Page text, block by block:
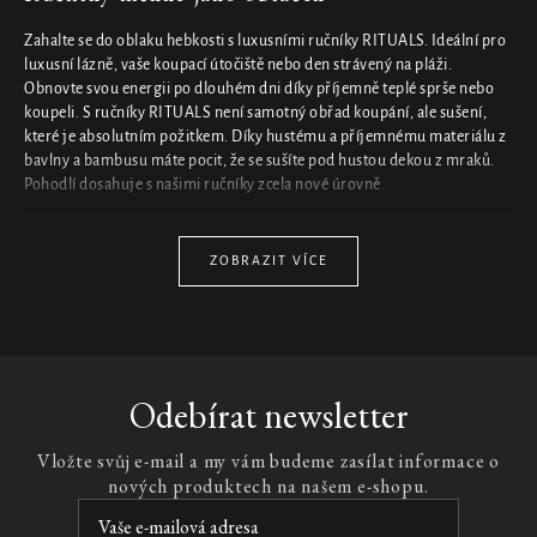
Zahalte se do oblaku hebkosti s luxusními ručníky RITUALS. Ideální pro
luxusní lázně, vaše koupací útočiště nebo den strávený na pláži.
Obnovte svou energii po dlouhém dni díky příjemně teplé sprše nebo
koupeli. S ručníky RITUALS není samotný obřad koupání, ale sušení,
které je absolutním požitkem. Díky hustému a příjemnému materiálu z
bavlny a bambusu máte pocit, že se sušíte pod hustou dekou z mraků.
Pohodlí dosahuje s našimi ručníky zcela nové úrovně.
Luxusní koupelnové ručníky, do kterých se můžete
na dotek hebké.
Chcete si užívat ručník bez pocitu viny? Naše ručníky z kolekce House of
Rituals vám tento sen splní. Bavlna použitá na výrobu těchto ručníků
pochází z co nejudržitelnějších zdrojů; je to dobré pro svět, dobré pro
všechny zúčastněné ve výrobním procesu, a tedy dobré pro naši
budoucnost. A nejen to: bavlna je také velmi dobrá v tom, co má jako
ZOBRAZIT VÍCE
Odebírat newsletter
Vložte svůj e-mail a my vám budeme zasílat informace o
nových produktech na našem e-shopu.